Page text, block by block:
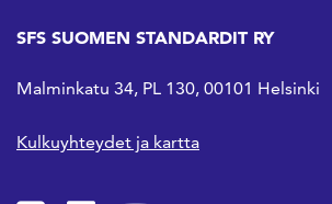
SFS SUOMEN STANDARDIT RY
Malminkatu 34, PL 130, 00101 Helsinki
Kulkuyhteydet ja kartta